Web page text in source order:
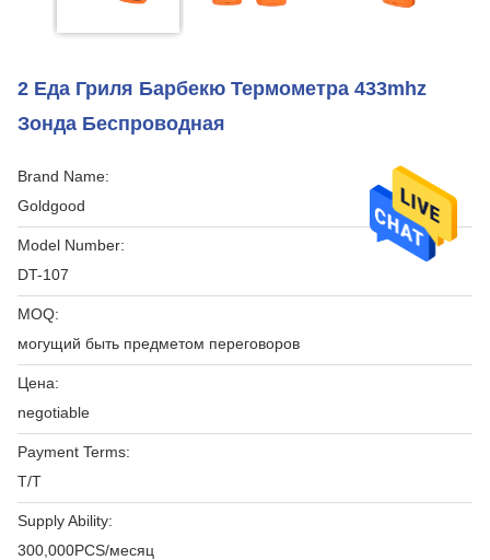
2 Еда Гриля Барбекю Термометра 433mhz
Зонда Беспроводная
Brand Name:
Goldgood
Model Number:
DT-107
MOQ:
могущий быть предметом переговоров
Цена:
negotiable
Payment Terms:
T/T
Supply Ability:
300,000PCS/месяц